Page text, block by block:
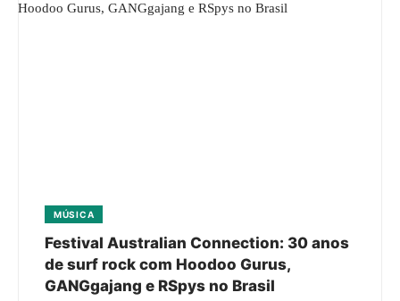
MÚSICA
Festival Australian Connection: 30 anos
de surf rock com Hoodoo Gurus,
GANGgajang e RSpys no Brasil